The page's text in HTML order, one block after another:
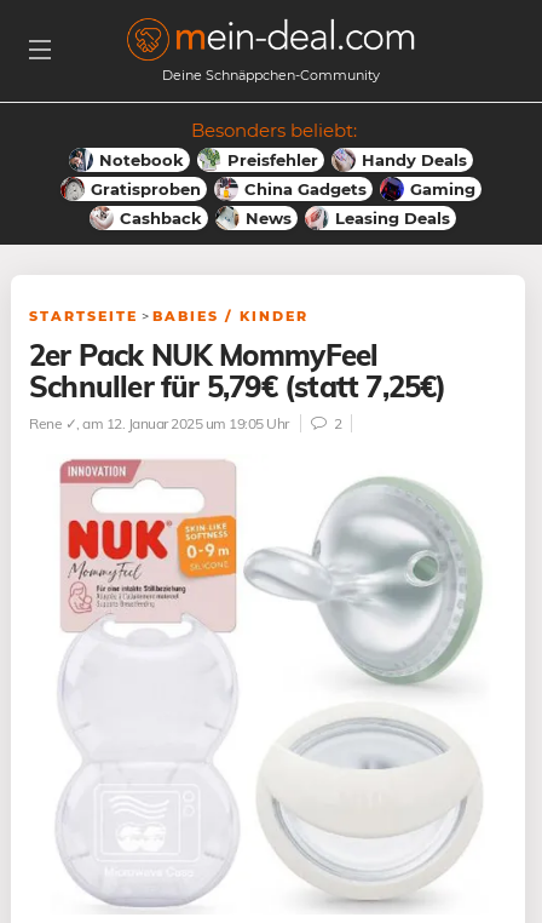
Deine Schnäppchen-Community
Besonders beliebt:
Notebook Preisfehler
Handy Deals
Gratisproben
China Gadgets
Gaming
Cashback
News Leasing Deals
STARTSEITE > BABIES / KINDER
2er Pack NUK MommyFeel
Schnuller für 5,79€ (statt 7,25€)
Rene ✓, am 12. Januar 2025 um 19:05 Uhr 2